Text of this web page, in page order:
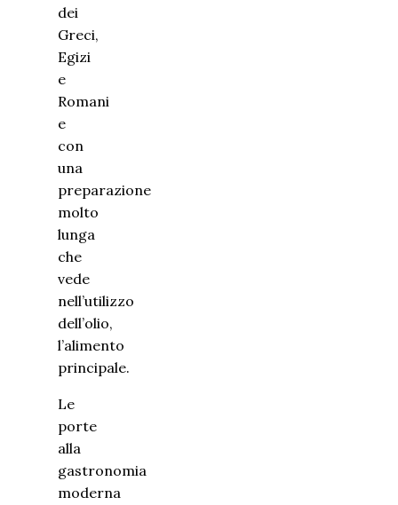
dei
Greci,
Egizi
e
Romani
e
con
una
preparazione
molto
lunga
che
vede
nell’utilizzo
dell’olio,
l’alimento
principale.
Le
porte
alla
gastronomia
moderna